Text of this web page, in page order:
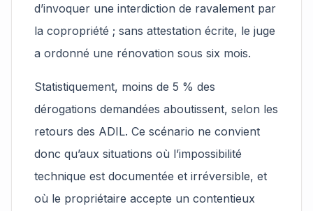
d’invoquer une interdiction de ravalement par
la copropriété ; sans attestation écrite, le juge
a ordonné une rénovation sous six mois.
Statistiquement, moins de 5 % des
dérogations demandées aboutissent, selon les
retours des ADIL. Ce scénario ne convient
donc qu’aux situations où l’impossibilité
technique est documentée et irréversible, et
où le propriétaire accepte un contentieux